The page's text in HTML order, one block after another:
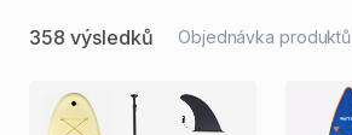
358 výsledků Objednávka produktů